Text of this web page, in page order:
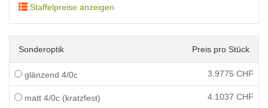
Staffelpreise anzeigen
Sonderoptik Preis pro Stück
glänzend 4/0c 3.9775 CHF
matt 4/0c (kratzfest) 4.1037 CHF